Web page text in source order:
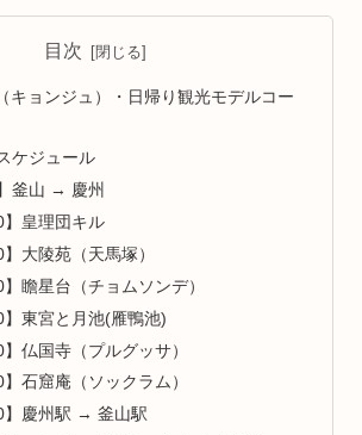
目次
キョンジュ）・日帰り観光モデルコー
ケジュール
釜山 → 慶州
】皇理団キル
】大陵苑（天馬塚）
】瞻星台（チョムソンデ）
】東宮と月池(雁鴨池)
】仏国寺（プルグッサ）
】石窟庵（ソックラム）
】慶州駅 → 釜山駅